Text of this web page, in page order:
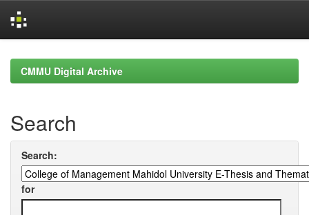
navigationCMMU Digital Archive
Search
Search:
for